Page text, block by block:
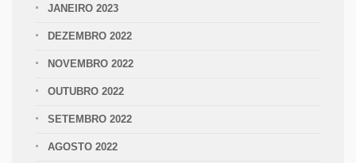
JANEIRO 2023
DEZEMBRO 2022
NOVEMBRO 2022
OUTUBRO 2022
SETEMBRO 2022
AGOSTO 2022